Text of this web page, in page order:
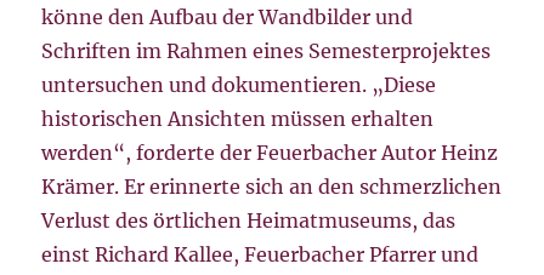
könne den Aufbau der Wandbilder und
Schriften im Rahmen eines Semesterprojektes
untersuchen und dokumentieren. „Diese
historischen Ansichten müssen erhalten
werden“, forderte der Feuerbacher Autor Heinz
Krämer. Er erinnerte sich an den schmerzlichen
Verlust des örtlichen Heimatmuseums, das
einst Richard Kallee, Feuerbacher Pfarrer und